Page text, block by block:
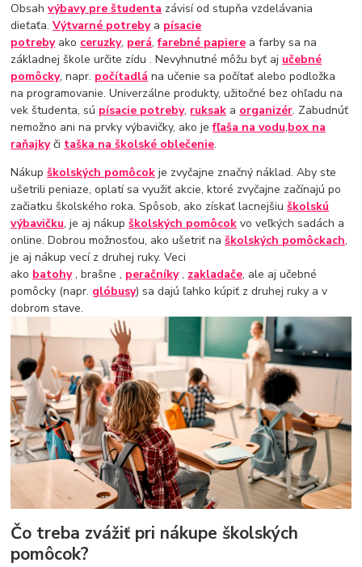
Obsahvýbavy pre študenta závisí od stupňa vzdelávania
dieťaťa.Výtvarné potrebya písacie
potrebyako ceruzky, perá,farebné papiere a farby sa na
základnej škole určite zídu . Nevyhnutné môžu byť aj učebné
pomôcky, napr. počítadlá na učenie sa počítať alebo podložka
na programovanie. Univerzálne produkty, užitočné bez ohľadu na
vek študenta, sú písacie potreby, ruksak a organizér. Zabudnúť
nemožno ani na prvky výbavičky, ako jefľaša na vodu,box na
raňajkyči taška na školské oblečenie.
Nákupškolských pomôcok je zvyčajne značný náklad. Aby ste
ušetrili peniaze, oplatí sa využiť akcie, ktoré zvyčajne začínajú po
začiatku školského roka. Spôsob, ako získať lacnejšiuškolskú
výbavičku, je aj nákupškolských pomôcok vo veľkých sadách a
online. Dobrou možnosťou, ako ušetriť naškolských pomôckach,
je aj nákup vecí z druhej ruky. Veci
ako batohy, brašne , peračníky, zakladače, ale aj učebné
pomôcky (napr. glóbusy) sa dajú ľahko kúpiť z druhej ruky a v
dobrom stave.
Čo treba zvážiť pri nákupe školských
pomôcok?